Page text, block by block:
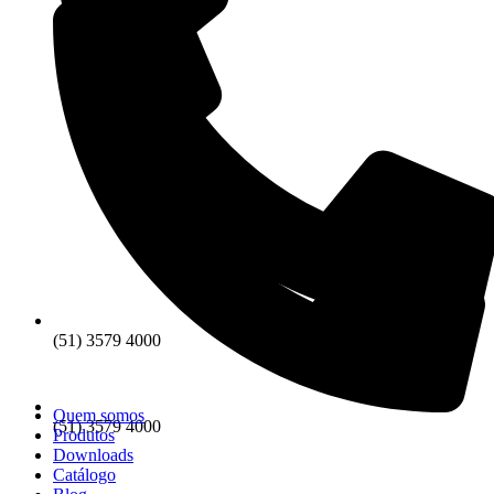
(51) 3579 4000
(51) 3579 4000
Quem somos
Produtos
Downloads
Catálogo